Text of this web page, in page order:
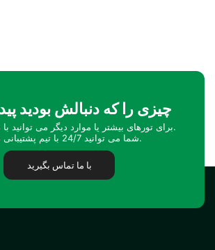
چیزی را که دنبالش بودید
برای تورهای بیشتر یا موارد دیگر می توانید با ما تماس بگیرید.
شما می توانید 24/7 با تیم پشتیبانی ما تماس بگیرید.
با ما تماس بگیرید